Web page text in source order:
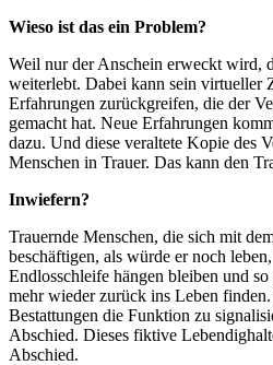
Wieso ist das ein Problem?
Weil nur der Anschein erweckt wird,
weiterlebt. Dabei kann sein virtueller
Erfahrungen zurückgreifen, die der
gemacht hat. Neue Erfahrungen
dazu. Und diese veraltete Kopie des
Menschen in Trauer. Das kann den
Inwiefern?
Trauernde Menschen, die sich mit
beschäftigen, als würde er noch
Endlosschleife hängen bleiben und
mehr wieder zurück ins Leben
Bestattungen die Funktion zu
Abschied. Dieses fiktive
Abschied.